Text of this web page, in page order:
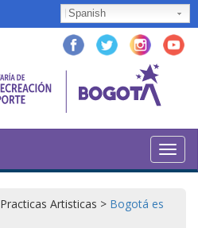
Spanish
Practicas Artisticas > Bogotá es